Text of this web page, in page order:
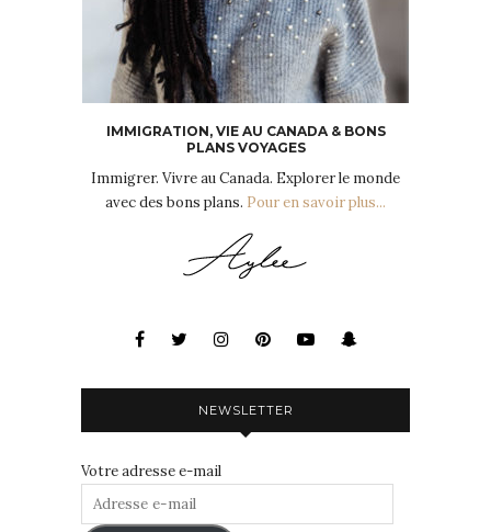
IMMIGRATION, VIE AU CANADA & BONS
PLANS VOYAGES
Immigrer. Vivre au Canada. Explorer le monde
avec des bons plans. Pour en savoir plus...
NEWSLETTER
Votre adresse e-mail
Adresse